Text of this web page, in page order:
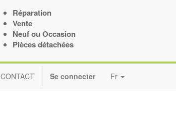
Réparation
Vente
Neuf ou Occasion
Pièces détachées
CONTACT Se connecter Fr